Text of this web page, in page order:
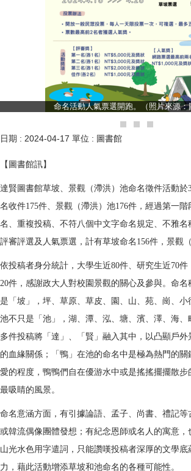
命名活動人氣票選開跑。（照片來源：
日期 : 2024-04-17 單位 : 圖書館
【圖書館訊】
達賢圖書館草坡、景觀 （滯洪）池命名徵件活動於
名收件175件、景觀 （滯洪）池176件，經過第一階
名、重複投稿、不符八個中文字命名規定、不雅
評審評選及人氣票選，計有草坡命名 156件，景觀
依投稿者身分統計，大學生近80件、研究生近70件
20件，感謝政大人對校園景觀的關心及參與。命名
是「坡」，坪、草原、草皮、園、山、苑、崗、小
池不只是「池」，湖、潭、泓、塘、濱、澤、海、
多件投稿將「達」、「賢」融入其中，以凸顯戶
的血緣關係；「鴨」在池的命名中是極為熱門的
愛的程度，鴨鴨們自在優游水中或是搖搖擺擺散
最吸睛的風景。
命名意涵方面，有引據論語、孟子、尚書、禮記等
或韓流偶像團體發想；有紀念恩師或名人的寓意，
山光水色用字遣詞，只能讚嘆投稿者深厚的文學
力，藉此活動增添草坡和池命名的各種可能性。